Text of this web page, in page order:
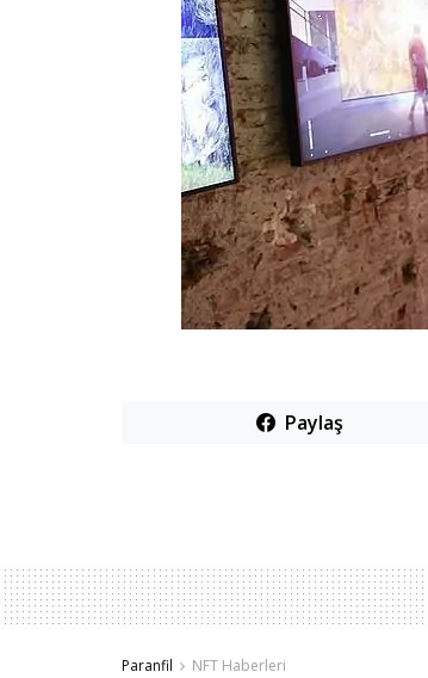
Paylaş
Paranfil NFT Haberleri